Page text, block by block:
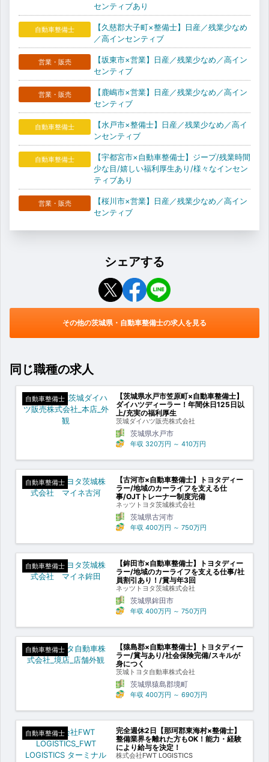
センティブあり
自動車整備士
【久慈郡大子町×整備士】日産／残業少なめ
／高インセンティブ
営業・販売
【坂東市×営業】日産／残業少なめ／高イン
センティブ
営業・販売
【鹿嶋市×営業】日産／残業少なめ／高イン
センティブ
自動車整備士
【水戸市×整備士】日産／残業少なめ／高イ
ンセンティブ
自動車整備士
【宇都宮市×自動車整備士】ジープ/残業時間
少な目/嬉しい福利厚生あり/様々なインセン
ティブあり
営業・販売
【桜川市×営業】日産／残業少なめ／高イン
センティブ
シェアする
その他の茨城県・自動車整備士の求人を見る
同じ職種の求人
自動車整備士
【茨城県水戸市笠原町×自動車整備士】
ダイハツディーラー！年間休日125日以
上/充実の福利厚生
茨城ダイハツ販売株式会社
茨城県水戸市
年収 320万円 ～ 410万円
自動車整備士
【古河市×自動車整備士】トヨタディー
ラー/地域のカーライフを支える仕
事/OJTトレーナー制度完備
ネッツトヨタ茨城株式会社
茨城県古河市
年収 400万円 ～ 750万円
自動車整備士
【鉾田市×自動車整備士】トヨタディー
ラー/地域のカーライフを支える仕事/社
員割引あり！/賞与年3回
ネッツトヨタ茨城株式会社
茨城県鉾田市
年収 400万円 ～ 750万円
自動車整備士
【猿島郡×自動車整備士】トヨタディー
ラー/賞与あり/社会保険完備/スキルが
身につく
茨城トヨタ自動車株式会社
茨城県猿島郡境町
年収 400万円 ～ 690万円
自動車整備士
完全週休2日【那珂郡東海村×整備士】
整備業界を離れた方もOK！能力・経験
により給与を決定！
株式会社FWT LOGISTICS